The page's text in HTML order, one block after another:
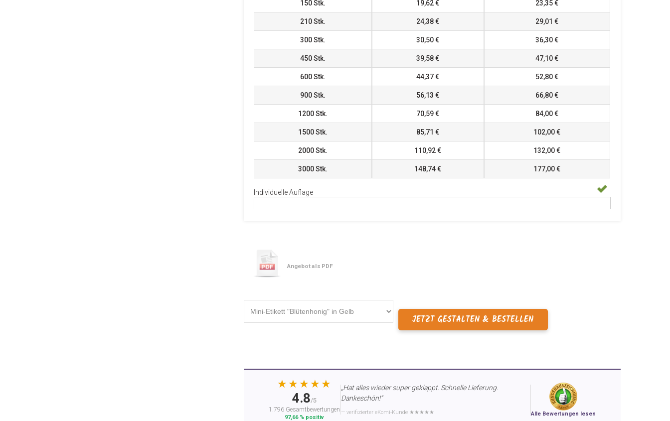
150Stk. 19,62 € 23,35 €
210Stk. 24,38 € 29,01 €
300Stk. 30,50 € 36,30 €
450Stk. 39,58 € 47,10 €
600Stk. 44,37 € 52,80 €
900Stk. 56,13 € 66,80 €
1200Stk. 70,59 € 84,00 €
1500Stk. 85,71 € 102,00 €
2000Stk. 110,92 € 132,00 €
3000Stk. 148,74 € 177,00 €
Individuelle Auflage
Angebot als PDF
JETZT GESTALTEN & BESTELLEN
★★★★★
4.8/5
1.796 Gesamtbewertungen
97,66 % positiv
„Hat alles wieder super geklappt. Schnelle Lieferung.
Dankeschön!“
— verifizierter eKomi-Kunde ★★★★★ Alle Bewertungen lesen